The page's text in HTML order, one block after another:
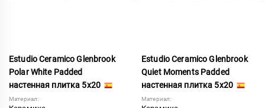
Estudio Ceramico Glenbrook
Polar White Padded
настенная плитка 5x20
Материал:
Estudio Ceramico Glenbrook
Quiet Moments Padded
настенная плитка 5x20
Материал: